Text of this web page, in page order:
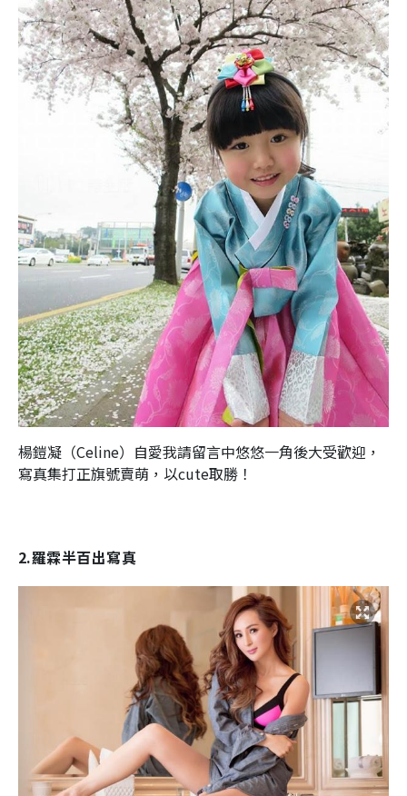
楊鎧凝（Celine）自愛我請留言中悠悠一角後大受歡迎，
寫真集打正旗號賣萌，以cute取勝！
2.羅霖半百出寫真